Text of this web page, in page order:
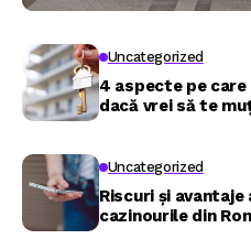
Uncategorized
4 aspecte pe care
dacă vrei să te
Uncategorized
Riscuri și
cazinourile din